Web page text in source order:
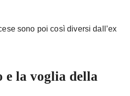
sono poi così diversi dall’ex
la voglia della